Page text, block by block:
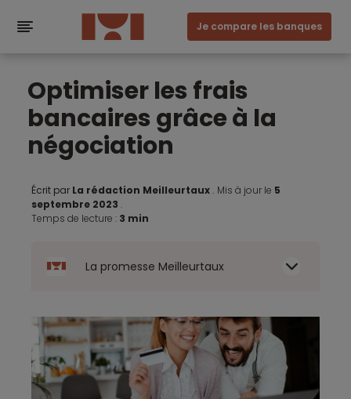
Je compare les banques
Optimiser les frais
bancaires grâce à la
négociation
Écrit par La rédaction Meilleurtaux . Mis à jour le 5
septembre 2023 .
Temps de lecture : 3 min
La promesse Meilleurtaux